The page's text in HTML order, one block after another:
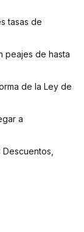
tasas de
peajes de hasta
de la Ley de
a